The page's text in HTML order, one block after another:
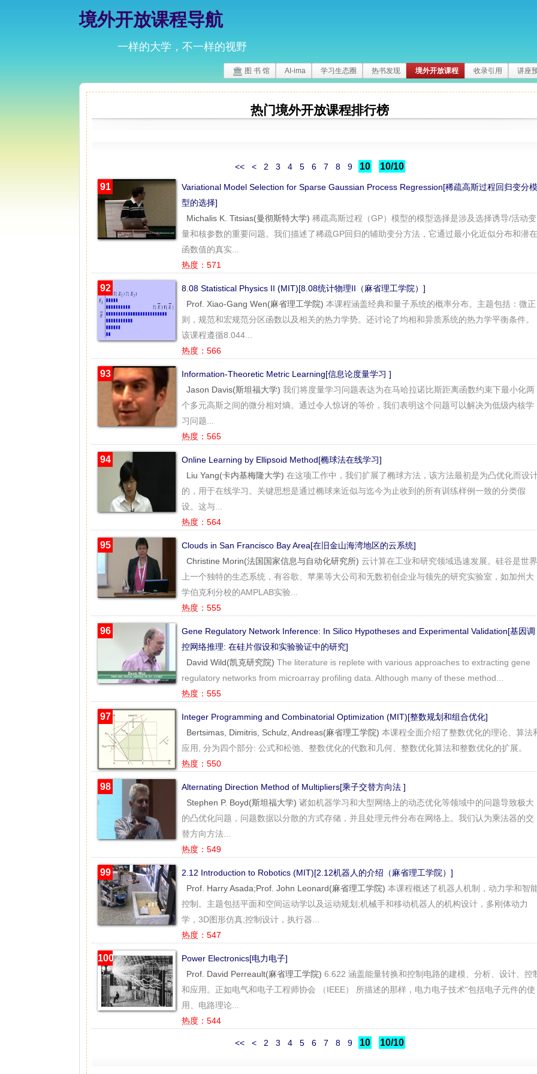
境外开放课程导航
一样的大学，不一样的视野
图 书 馆 AI-ima 学习生态圈 热书发现 境外开放课程 收录引用 讲座
热门境外开放课程排行榜
<< < 2 3 4 5 6 7 8 9 10
10/10
91
Variational Model Selection for Sparse Gaussian Process Regression[稀疏高斯过程回归变分模
型的选择]
Michalis K. Titsias(曼彻斯特大学) 稀疏高斯过程（GP）模型的模型选择是涉及选择诱导/活动变
量和核参数的重要问题。我们描述了稀疏GP回归的辅助变分方法，它通过最小化近似分布和潜在
函数值的真实...
热度：571
92
8.08 Statistical Physics II (MIT)[8.08统计物理II（麻省理工学院）]
Prof. Xiao-Gang Wen(麻省理工学院) 本课程涵盖经典和量子系统的概率分布。主题包括：微正
则，规范和宏规范分区函数以及相关的热力学势。还讨论了均相和异质系统的热力学平衡条件。
该课程遵循8.044...
热度：566
93
Information-Theoretic Metric Learning[信息论度量学习 ]
Jason Davis(斯坦福大学) 我们将度量学习问题表达为在马哈拉诺比斯距离函数约束下最小化两
个多元高斯之间的微分相对熵。通过令人惊讶的等价，我们表明这个问题可以解决为低级内核学
习问题...
热度：565
94
Online Learning by Ellipsoid Method[椭球法在线学习]
Liu Yang(卡内基梅隆大学) 在这项工作中，我们扩展了椭球方法，该方法最初是为凸优化而设
的，用于在线学习。关键思想是通过椭球来近似与迄今为止收到的所有训练样例一致的分类假
设。这与...
热度：564
95
Clouds in San Francisco Bay Area[在旧金山海湾地区的云系统]
Christine Morin(法国国家信息与自动化研究所) 云计算在工业和研究领域迅速发展。硅谷是世界
上一个独特的生态系统，有谷歌、苹果等大公司和无数初创企业与领先的研究实验室，如加州大
学伯克利分校的AMPLAB实验...
热度：555
96
Gene Regulatory Network Inference: In Silico Hypotheses and Experimental Validation[基因调
控网络推理: 在硅片假设和实验验证中的研究]
David Wild(凯克研究院) The literature is replete with various approaches to extracting gene
regulatory networks from microarray profiling data. Although many of these method...
热度：555
97
Integer Programming and Combinatorial Optimization (MIT)[整数规划和组合优化]
Bertsimas, Dimitris, Schulz, Andreas(麻省理工学院) 本课程全面介绍了整数优化的理论、算法
应用, 分为四个部分: 公式和松弛、整数优化的代数和几何、整数优化算法和整数优化的扩展。
热度：550
98
Alternating Direction Method of Multipliers[乘子交替方向法 ]
Stephen P. Boyd(斯坦福大学) 诸如机器学习和大型网络上的动态优化等领域中的问题导致极大
的凸优化问题，问题数据以分散的方式存储，并且处理元件分布在网络上。我们认为乘法器的交
替方向方法...
热度：549
99
2.12 Introduction to Robotics (MIT)[2.12机器人的介绍（麻省理工学院）]
Prof. Harry Asada;Prof. John Leonard(麻省理工学院) 本课程概述了机器人机制，动力学和智
控制。主题包括平面和空间运动学以及运动规划;机械手和移动机器人的机构设计，多刚体动力
学，3D图形仿真;控制设计，执行器...
热度：547
100
Power Electronics[电力电子]
Prof. David Perreault(麻省理工学院) 6.622 涵盖能量转换和控制电路的建模、分析、设计、控
和应用。正如电气和电子工程师协会 （IEEE） 所描述的那样，电力电子技术“包括电子元件的使
用、电路理论...
热度：544
<< < 2 3 4 5 6 7 8 9 10 10/10